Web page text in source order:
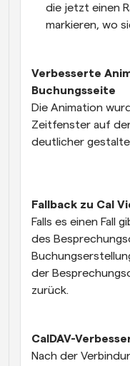
die jetzt einen
markieren, wo
Verbesserte
Buchungsseite
Die Animation
Zeitfenster auf
deutlicher
Fallback zu Cal
Falls es einen Fall
des
der
zurück.
CalDAV-
Nach der